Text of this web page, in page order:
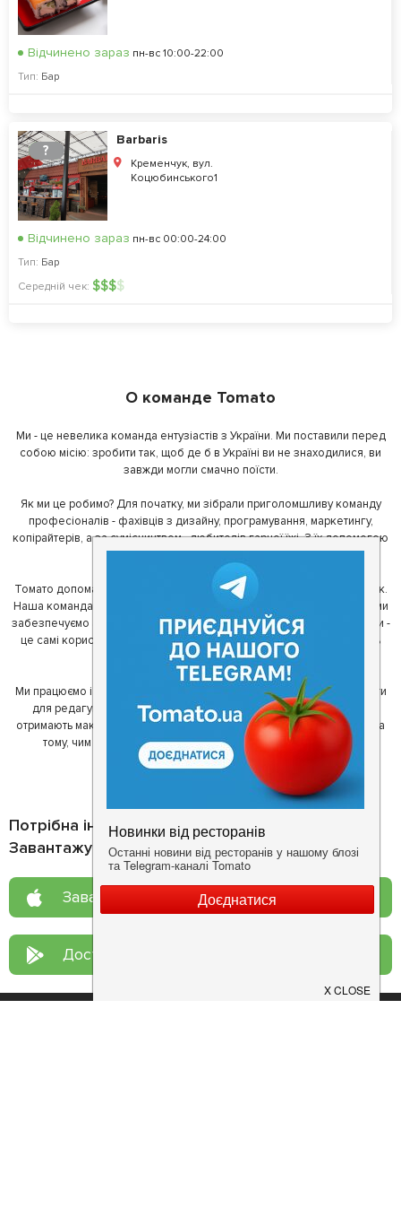
Відчинено зараз пн-вс 10:00-22:00
Тип: Бар
?
Barbaris
Кременчук, вул.
Коцюбинського1
Відчинено зараз пн-вс 00:00-24:00
Тип: Бар
Середній чек: $$$$
О команде Tomato
Ми - це невелика команда ентузіастів з України. Ми поставили перед
собою місію: зробити так, щоб де б в Україні ви не знаходилися, ви
завжди могли смачно поїсти.
Як ми це робимо? Для початку, ми зібрали приголомшливу команду
професіоналів - фахівців з дизайну, програмування, маркетингу,
копірайтерів, а за сумісництвом - любителів гарної їжі. З їх допомогою
ми створили Томато.
Томато допомагає своїм користувачам знайти цікаві місця неподалік.
Наша команда регулярно зв'язується з ресторанами - таким чином ми
забезпечуємо актуальність інформації. Друга частина нашої команди -
це самі користувачі, які діляться своїми враженнями і допомагають
один одному у виборі кращих місць.
Ми працюємо і з ресторанами. Для них ми надаємо зручні інструменти
для редагування інформації про себе - в результаті відвідувачі
отримають максимум інформації, а ресторан зможе зосередитися на
тому, чим він любить займатися більше всього - смачній їжі.
Потрібна інформація про заклад?
Завантажуйте додаток!
Завантажте у App Store
Доступно у